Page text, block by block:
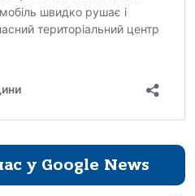
у Google News